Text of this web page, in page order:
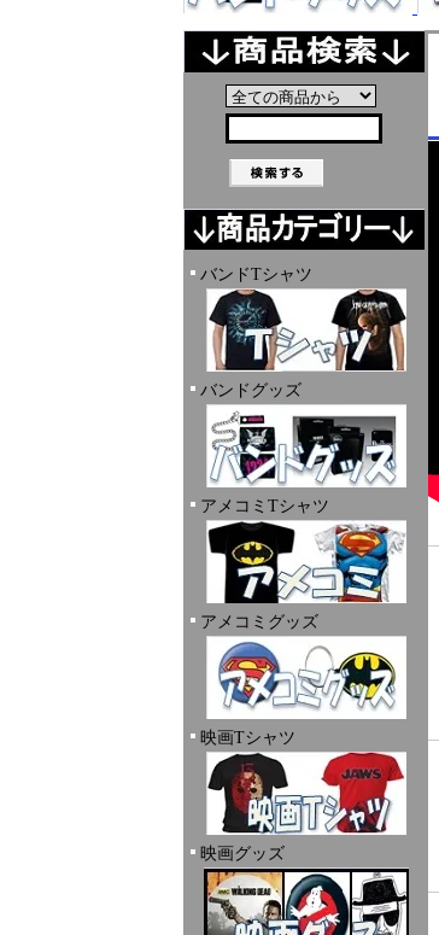
バンドTシャツ
バンドグッズ
アメコミTシャツ
アメコミグッズ
映画Tシャツ
映画グッズ